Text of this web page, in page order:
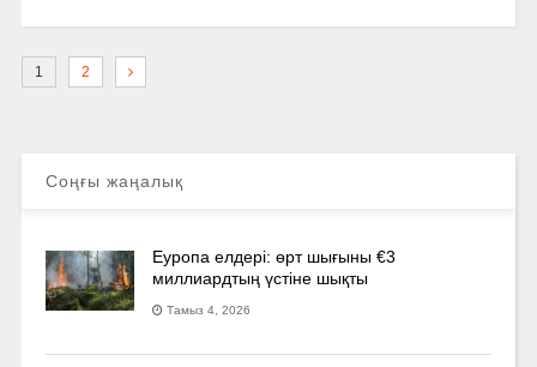
1 2
Соңғы жаңалық
Еуропа елдері: өрт шығыны €3
миллиардтың үстіне шықты
Тамыз 4, 2026